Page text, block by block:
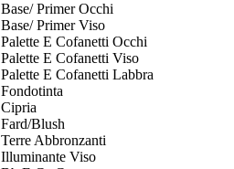
Base/ Primer Occhi
Base/ Primer Viso
Palette E Cofanetti Occhi
Palette E Cofanetti Viso
Palette E Cofanetti Labbra
Fondotinta
Cipria
Fard/Blush
Terre Abbronzanti
Illuminante Viso